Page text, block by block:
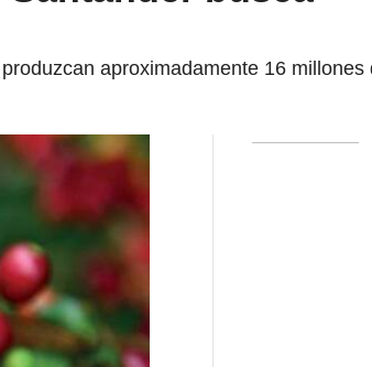
aproximadamente 16 millones